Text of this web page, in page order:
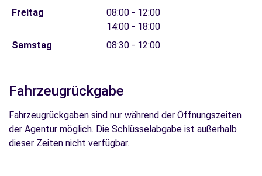
Freitag
08:00 - 12:00
14:00 - 18:00
Samstag
08:30 - 12:00
Fahrzeugrückgabe
Fahrzeugrückgaben sind nur während der Öffnungszeiten
der Agentur möglich. Die Schlüsselabgabe ist außerhalb
dieser Zeiten nicht verfügbar.